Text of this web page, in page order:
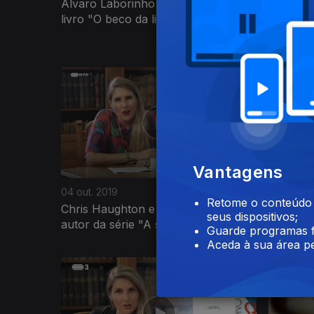
Álvaro Laborinho Lúcio autor do
livro "O beco da liberdade" e...
das
04 out. 2019
Chris Haughton e Simon Scarrow
autor da série "A saga da águia"
autora
Vantagens
Retome o
seus dispositivos;
Guarde programas
Aceda à sua área